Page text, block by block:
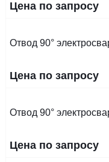
Цена по запросу
Отвод 90°
Цена по запросу
Отвод 90°
Цена по запросу